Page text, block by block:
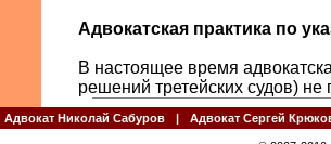
Адвокатская практика по
В настоящее время
решений третейских судов) не
Адвокат Николай Сабуров | Адвокат Сергей